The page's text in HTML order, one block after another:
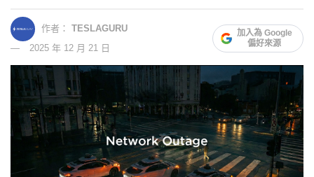
作者： TESLAGURU
2025 年 12 月 21 日
加入為 Google
偏好來源